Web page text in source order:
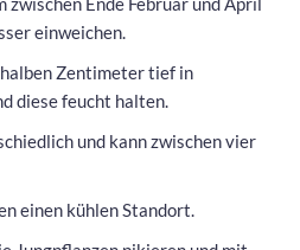
einweichen.
Zentimeter tief in
diese feucht halten.
und kann zwischen vier
einen kühlen Standort.